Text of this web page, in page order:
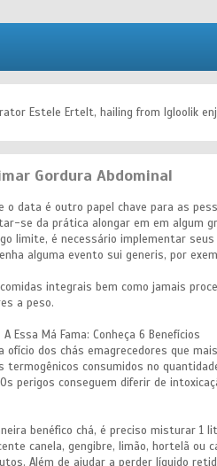
Estele Ertelt, hailing from Igloolik
Gordura Abdominal
o data é outro papel chave para as
se da prática alongar em em algum
limite, é necessário implementar
alguma evento sui generis, por
integrais bem como jamais
a peso.
Essa Má Fama: Conheça 6 Benefícios
ofício dos chás emagrecedores que
termogênicos consumidos no
perigos conseguem diferir de
benéfico chá, é preciso misturar 1
canela, gengibre, limão, hortelã ou
Além de ajudar a perder líquido